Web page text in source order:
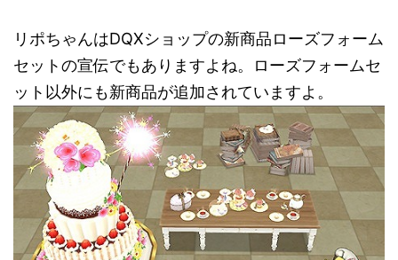
リポちゃんはDQXショップの新商品ローズフォーム
セットの宣伝でもありますよね。ローズフォームセ
ット以外にも新商品が追加されていますよ。